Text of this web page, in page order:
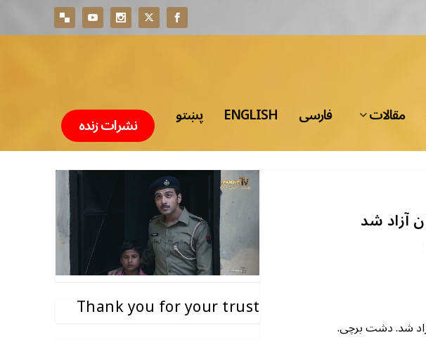
مقالات فارسی ENGLISH پښتو نشرات زنده
Thank you for your trust